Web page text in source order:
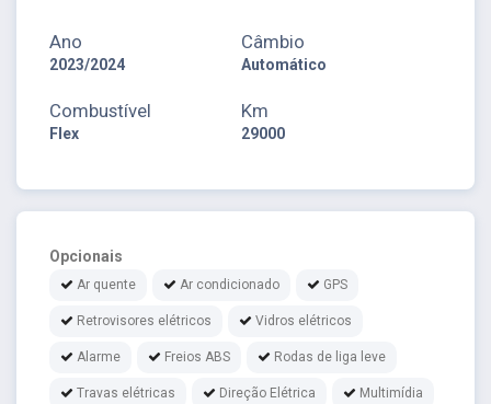
Ano
2023/2024
Câmbio
Automático
Combustível
Flex
Km
29000
Opcionais
Ar quente Ar condicionado GPS
Retrovisores elétricos Vidros elétricos
Alarme Freios ABS Rodas de liga leve
Travas elétricas Direção Elétrica Multimídia